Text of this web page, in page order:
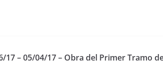
17 – 05/04/17 – Obra del Primer Tramo